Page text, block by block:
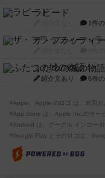
ラピード
1件
ザ・フラッフィ
ふたつの城の物語
紹介文あり 6件
※Apple、Apple のロゴ は、米国お
※App Store は、Apple Inc.のサー
※Android は、グーグル インコー
※Google Play とそのロゴは、